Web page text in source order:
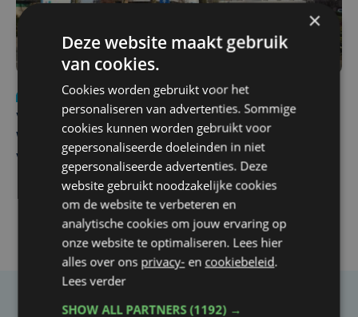
Nieuws
wo 5 augustus | 11:57
Vier Oostendse gynaecologen versterken dienst in AZ
West, dat ook een nieuwe voltijdse gynaecoloog
verwelkomt
×
Deze website maakt gebruik
van cookies.
Cookies worden gebruikt voor het
personaliseren van advertenties. Sommige
cookies kunnen worden gebruikt voor
gepersonaliseerde doeleinden in niet
gepersonaliseerde advertenties. Deze
website gebruikt noodzakelijke cookies
om de website te verbeteren en
analytische cookies om jouw ervaring op
onze website te optimaliseren. Lees hier
alles over ons privacy- en cookiebeleid.
Lees verder
SHOW ALL PARTNERS(1192) →